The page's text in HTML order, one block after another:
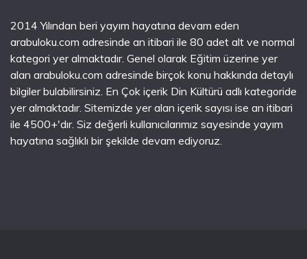
2014 Yılından beri yayım hayatına devam eden
arabuloku.com adresinde an itibari ile 80 adet alt ve normal
kategori yer almaktadır. Genel olarak Eğitim üzerine yer
alan arabuloku.com adresinde birçok konu hakkında detaylı
bilgiler bulabilirsiniz. En Çok içerik Din Kültürü adlı kategoride
yer almaktadır. Sitemizde yer alan içerik sayısı ise an itibari
ile 4500+'dır. Siz değerli kullanıcılarımız sayesinde yayım
hayatına sağlıklı bir şekilde devam ediyoruz.